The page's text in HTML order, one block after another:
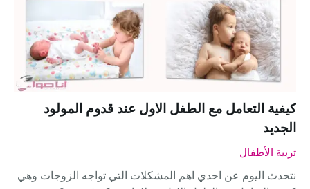
كيفية التعامل مع الطفل الاول عند قدوم المولود
الجديد
تربية الأطفال
نتحدث اليوم عن احدي اهم المشكلات التي تواجه الزوجات وهي